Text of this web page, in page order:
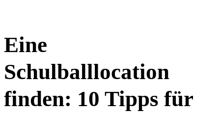
Eine
Schulballlocation
finden: 10 Tipps für